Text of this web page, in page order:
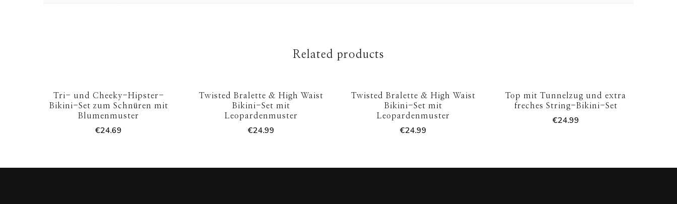
Related products
Tri- und Cheeky-Hipster-
Bikini-Set zum Schnüren mit
Blumenmuster
€24.69
Twisted Bralette & High Waist
Bikini-Set mit
Leopardenmuster
€24.99
Twisted Bralette & High Waist
Bikini-Set mit
Leopardenmuster
€24.99
Top mit Tunnelzug und extra
freches String-Bikini-Set
€24.99